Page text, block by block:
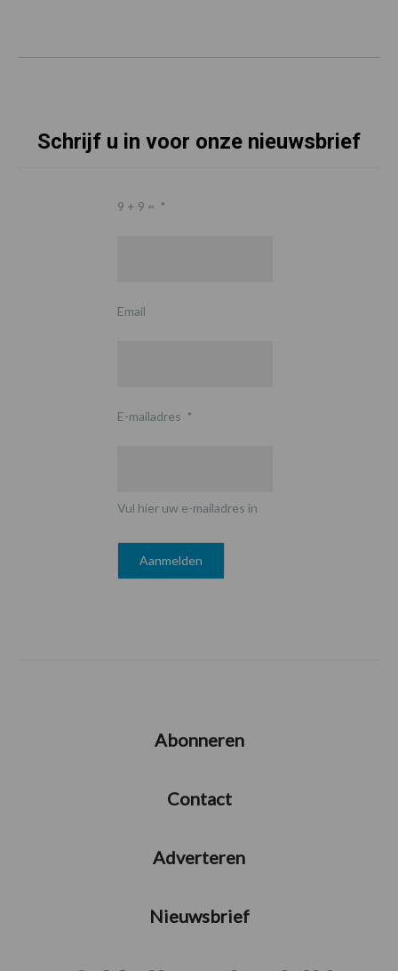
Schrijf u in voor onze nieuwsbrief
9 + 9 = *
Email
E-mailadres *
Vul hier uw e-mailadres in
Abonneren
Contact
Adverteren
Nieuwsbrief